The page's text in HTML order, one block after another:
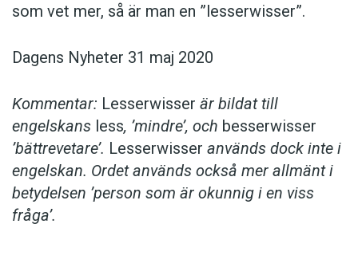
som vet mer, så är man en ”lesserwisser”.
Dagens Nyheter 31 maj 2020
Kommentar: Lesserwisser är bildat till
engelskans less, ’mindre’, och besserwisser
’bättrevetare’. Lesserwisser används dock inte i
engelskan. Ordet används också mer allmänt i
betydelsen ’person som är okunnig i en viss
fråga’.